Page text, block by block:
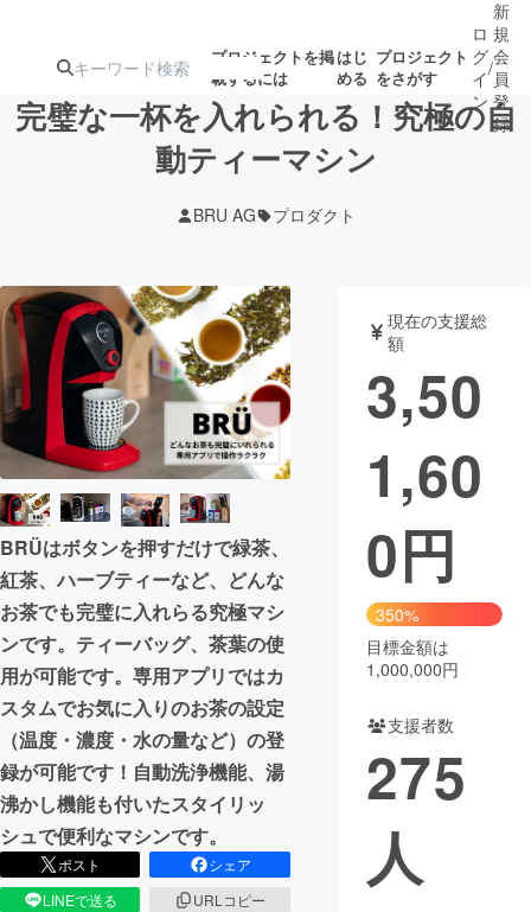
プロジェクトを掲
載するには
はじ
める
プロジェクト
をさがす
ジェクト
募集終了が近いプ
ロジェクト
アート・写真 音楽
テクノロジー・ガジェット ゲーム・サ
映像・映画
ビジネス・起業
まちづくり・地域活性化
CAMPFIRE for Social Good
CAMPFIRE Creation
CAMPFIREふるさと納税machi-ya コミュニティ
ロ
グ
イ
ン
/
新
規
会
員
登
録
完璧な一杯を入れられる！究極の自
動ティーマシン
BRU AG プロダクト
BRÜはボタンを押すだけで緑茶、
紅茶、ハーブティーなど、どんな
お茶でも完璧に入れらる究極マシ
ンです。ティーバッグ、茶葉の使
用が可能です。専用アプリではカ
スタムでお気に入りのお茶の設定
（温度・濃度・水の量など）の登
録が可能です！自動洗浄機能、湯
沸かし機能も付いたスタイリッ
シュで便利なマシンです。
ポスト
シェア
LINEで送る
URLコピー
現在の支援総
額
3,50
1,60
0円
350%
目標金額は
1,000,000円
支援者数
275
人